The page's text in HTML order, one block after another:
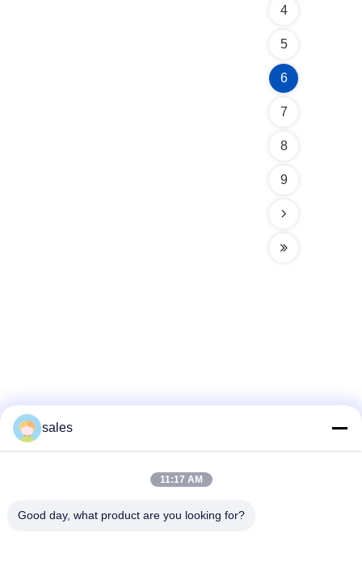
4
5
6
7
8
9
迅速な連絡
sales
11:17 AM
Good day, what product are you looking for?